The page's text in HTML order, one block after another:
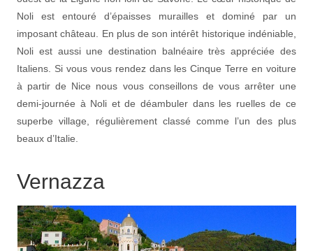
Noli est entouré d’épaisses murailles et dominé par un
imposant château. En plus de son intérêt historique indéniable,
Noli est aussi une destination balnéaire très appréciée des
Italiens. Si vous vous rendez dans les Cinque Terre en voiture
à partir de Nice nous vous conseillons de vous arrêter une
demi-journée à Noli et de déambuler dans les ruelles de ce
superbe village, régulièrement classé comme l’un des plus
beaux d’Italie.
Vernazza